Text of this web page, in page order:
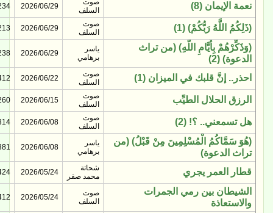
نعمة الإيمان (8) 2026/06/29
234
(ذَلِكُمُ اللَّهُ رَبُّكُمْ) (1) 2026/06/29
213
(وَذَكِّرْهُمْ بِأَيَّامِ اللَّهِ) (من تراث
الدعوة) (2)
برهامي
2026/06/29
238
احذر.. إنَّ قلبك في الميزان (1) 2026/06/22
412
الرزق الحلال الطيِّب 2026/06/15
260
هل تسمعني.. ؟! (2) 2026/06/08
314
(هُوَ سَمَّاكُمُ الْمُسْلِمِينَ مِنْ قَبْلُ) (من
تراث الدعوة)
ياسر
برهامي
2026/06/08
381
قطار العمر يجري
محمد صقر
2026/05/24
424
الشيطان بين رمي الجمرات
والاستعاذة
2026/05/24
412